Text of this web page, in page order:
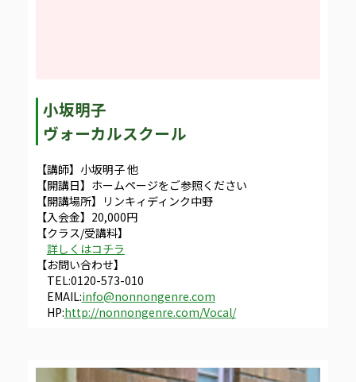
小坂明子
ヴォーカルスクール
【講師】小坂明子 他
【開講日】ホームページをご参照ください
【開講場所】リンキィディンク中野
【入会金】20,000円
【クラス/受講料】
詳しくはコチラ
【お問い合わせ】
TEL:0120-573-010
EMAIL:info@nonnongenre.com
HP:http://nonnongenre.com/Vocal/